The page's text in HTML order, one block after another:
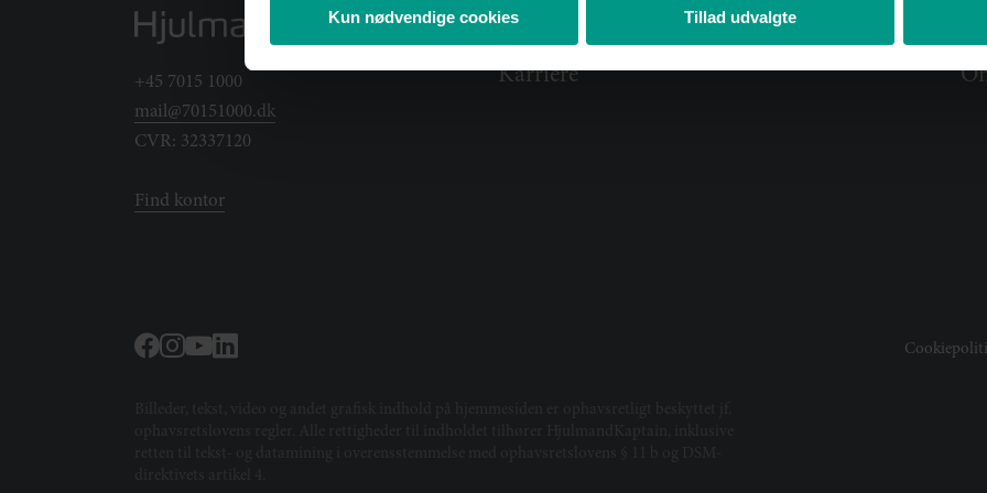
Kun nødvendige cookies Tillad udvalgte
+45 7015 1000
mail@70151000.dk
CVR: 32337120
Find kontor
Rådgivning
Medarbejdere
Karriere